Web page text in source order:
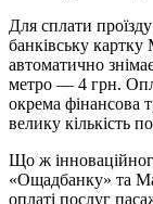
Для сплати
банківську картку
автоматично
метро — 4 грн.
окрема фінансова
велику кількість
Що ж
«Ощадбанку» та
оплаті послуг